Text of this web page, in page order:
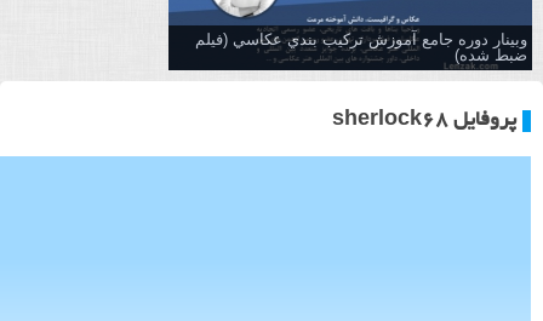
وبینار دوره جامع آموزش تركيب بندي عكاسي (فیلم
ضبط شده)
پروفایل sherlock68